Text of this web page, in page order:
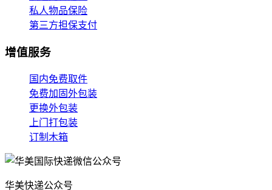
私人物品保险
第三方担保支付
增值服务
国内免费取件
免费加固外包装
更换外包装
上门打包装
订制木箱
华美快递公众号